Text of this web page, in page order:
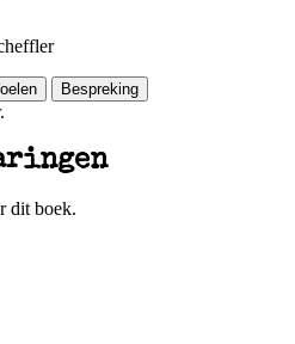
Bespreking
dit boek.